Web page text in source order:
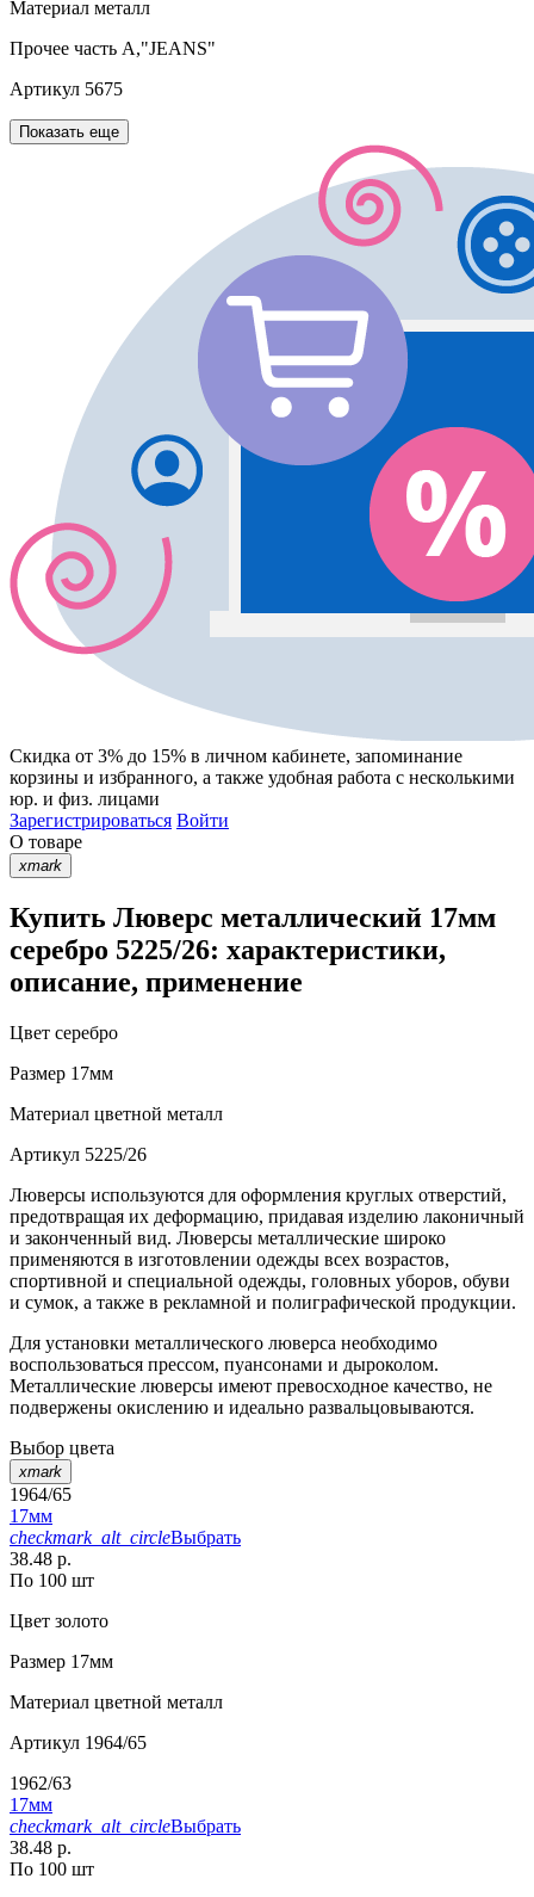
Материал металл
Прочее часть А,"JEANS"
Артикул 5675
Показать еще
Скидка от 3% до 15% в личном кабинете, запоминание
корзины и избранного, а также удобная работа с несколькими
юр. и физ. лицами
Зарегистрироваться Войти
О товаре
xmark
Купить Люверс металлический 17мм
серебро 5225/26: характеристики,
описание, применение
Цвет серебро
Размер 17мм
Материал цветной металл
Артикул 5225/26
Люверсы используются для оформления круглых отверстий,
предотвращая их деформацию, придавая изделию лаконичный
и законченный вид. Люверсы металлические широко
применяются в изготовлении одежды всех возрастов,
спортивной и специальной одежды, головных уборов, обуви
и сумок, а также в рекламной и полиграфической продукции.
Для установки металлического люверса необходимо
воспользоваться прессом, пуансонами и дыроколом.
Металлические люверсы имеют превосходное качество, не
подвержены окислению и идеально развальцовываются.
Выбор цвета
xmark
1964/65
17мм
checkmark_alt_circleВыбрать
38.48 р.
По 100 шт
Цвет золото
Размер 17мм
Материал цветной металл
Артикул 1964/65
1962/63
17мм
checkmark_alt_circleВыбрать
38.48 р.
По 100 шт